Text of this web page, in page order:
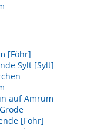
[Föhr]
Sylt [Sylt]
auf Amrum
[Föhr]